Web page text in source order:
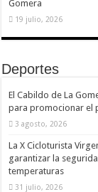
Gomera
19 julio, 2026
Deportes
El Cabildo de La
para promocionar el
3 agosto, 2026
La X Cicloturista
garantizar la
temperaturas
31 julio, 2026